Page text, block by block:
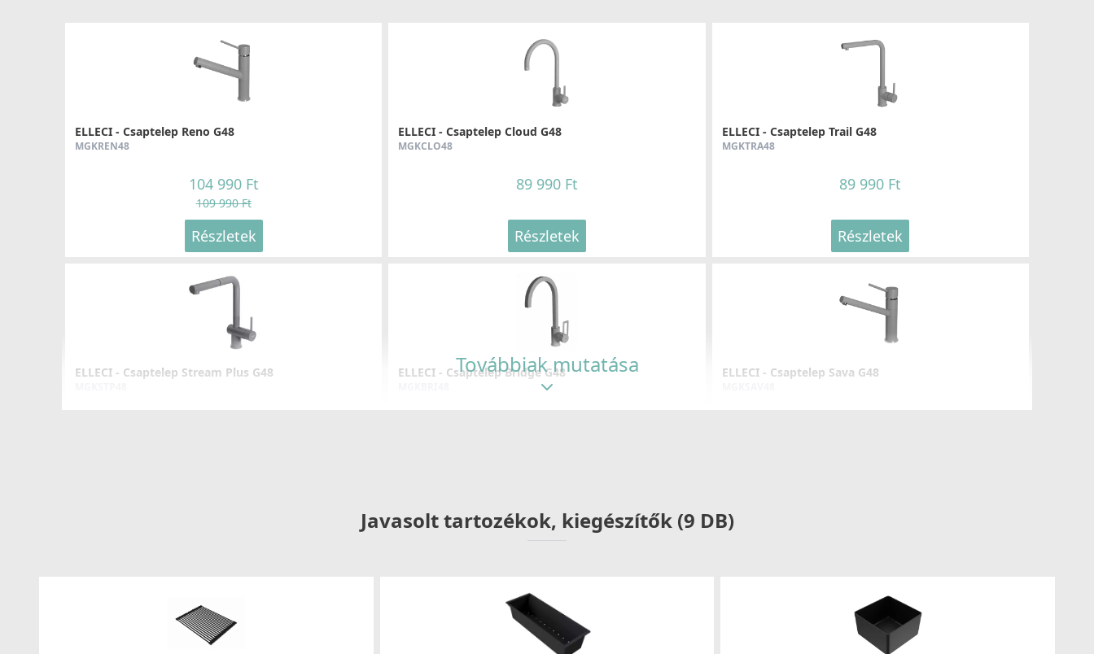
ELLECI - Csaptelep Reno G48
MGKREN48
104 990 Ft
109 990 Ft
Részletek
ELLECI - Csaptelep Cloud G48
MGKCLO48
89 990 Ft
Részletek
ELLECI - Csaptelep Trail G48
MGKTRA48
89 990 Ft
Részletek
ELLECI - Csaptelep Stream Plus G48 ELLECI - Csaptelep Bridge G48 ELLECI - Csaptelep Sava G48
ELLECI - Csaptelep Volta G48 - Kifutó termék! ELLECI - Csaptelep Trail Plus G48 ELLECI - Csaptelep Shell Plus (C02) G48
Továbbiak mutatása
Javasolt tartozékok, kiegészítők (9 DB)